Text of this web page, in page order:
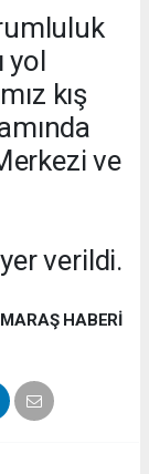
yol
kış
ve
verildi.
HABERİ